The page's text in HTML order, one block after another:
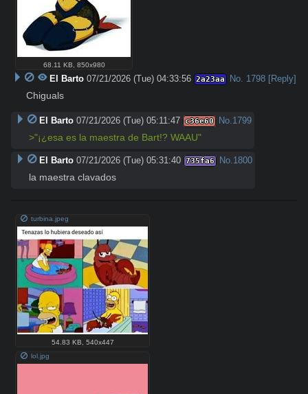
68.11 KB, 850x980
El Barto 07/21/2026 (Tue) 04:33:56 2a23aa No. 1798 [Reply]
Chiguals
El Barto 07/21/2026 (Tue) 05:11:47 c36e60 No. 1799
>"¡¿esa es la maestra de Bart!? WAAU"
El Barto 07/21/2026 (Tue) 05:31:40 735fa6 No. 1800
la maestra clavados
turbina.jpeg
54.83 KB
540x447
lol.jpg